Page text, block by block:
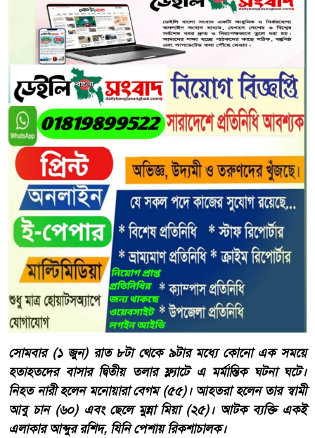
সোমবার (১ জুন) রাত ৮টা থেকে ৯টার মধ্যে কোনো এক সময়ে
হতাহতদের বাসার দ্বিতীয় তলার ফ্ল্যাটে এ মর্মান্তিক ঘটনা ঘটে।
নিহত নারী হলেন মনোয়ারা বেগম (৫৫)। আহতরা হলেন তার স্বামী
আবু চান (৬০) এবং ছেলে মুন্না মিয়া (২৫)। আটক ব্যক্তি একই
এলাকার আব্দুর রশিদ, যিনি পেশায় রিকশাচালক।